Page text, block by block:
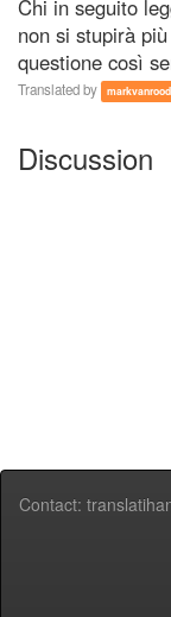
Chi in seguito
non si stupirà
questione così
Translated by
Discussion
Contact: